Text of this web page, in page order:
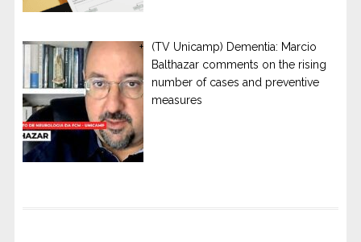
(TV Unicamp) Dementia: Marcio
Balthazar comments on the rising
number of cases and preventive
measures